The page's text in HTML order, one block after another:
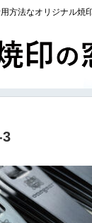
方法なオリジナル焼